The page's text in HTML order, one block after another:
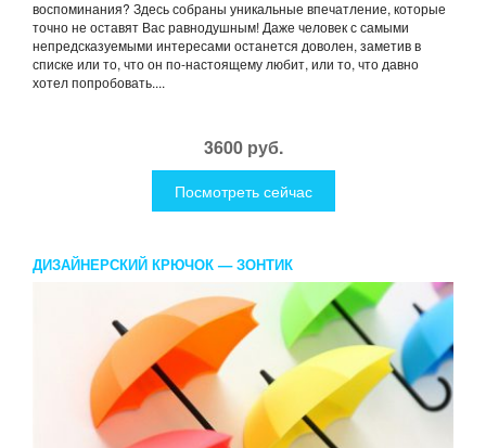
воспоминания? Здесь собраны уникальные впечатление, которые
точно не оставят Вас равнодушным! Даже человек с самыми
непредсказуемыми интересами останется доволен, заметив в
списке или то, что он по-настоящему любит, или то, что давно
хотел попробовать....
3600 руб.
Посмотреть сейчас
ДИЗАЙНЕРСКИЙ КРЮЧОК — ЗОНТИК